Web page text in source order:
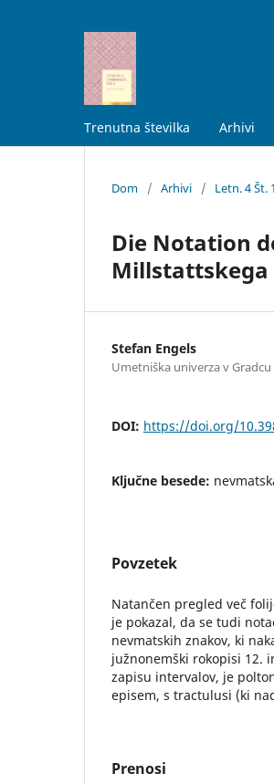
Trenutna številka Arhivi
Dom / Arhivi / Letn. 4 Št.
Die Notation
Stefan Engels
Umetniška univerza v Gradcu
DOI: https://doi.org/
Ključne besede:
Povzetek
Natančen pregled več
je pokazal, da se tudi
nevmatskih znakov, ki
južnonemški rokopisi 12.
zapisu intervalov, je
episem, s tractulusi (ki
Prenosi